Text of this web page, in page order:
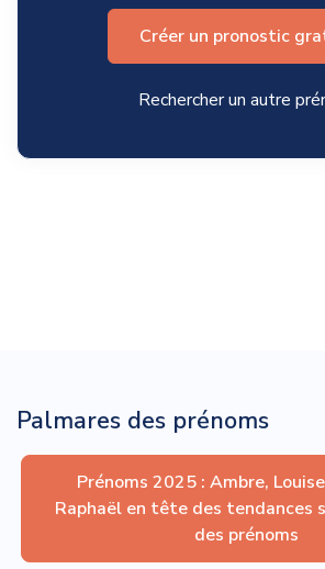
Créer un pronostic
Rechercher un autre
Palmares des prénoms
Prénoms 2025 : Ambre,
Raphaël en tête des tendances
des prénoms